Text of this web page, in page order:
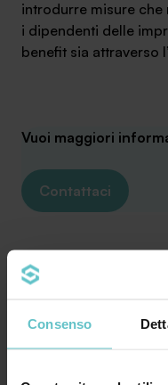
Consenso
introdurre misure
i dipendenti delle
benefit sia attraverso
Vuoi maggiori
Contattaci